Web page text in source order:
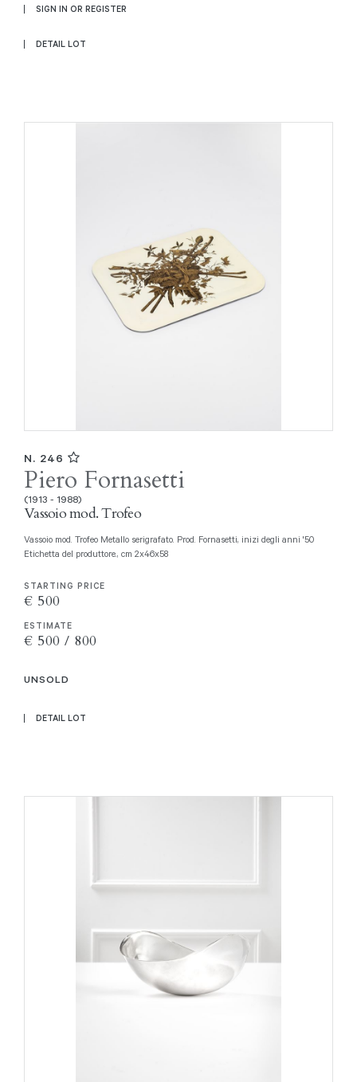
SIGN IN OR REGISTER
DETAIL LOT
N. 246
Piero Fornasetti
(1913 - 1988)
Vassoio mod. Trofeo
Vassoio mod. Trofeo Metallo serigrafato. Prod. Fornasetti, inizi degli anni '50
Etichetta del produttore., cm 2x46x58
STARTING PRICE
€ 500
ESTIMATE
€ 500 / 800
UNSOLD
DETAIL LOT